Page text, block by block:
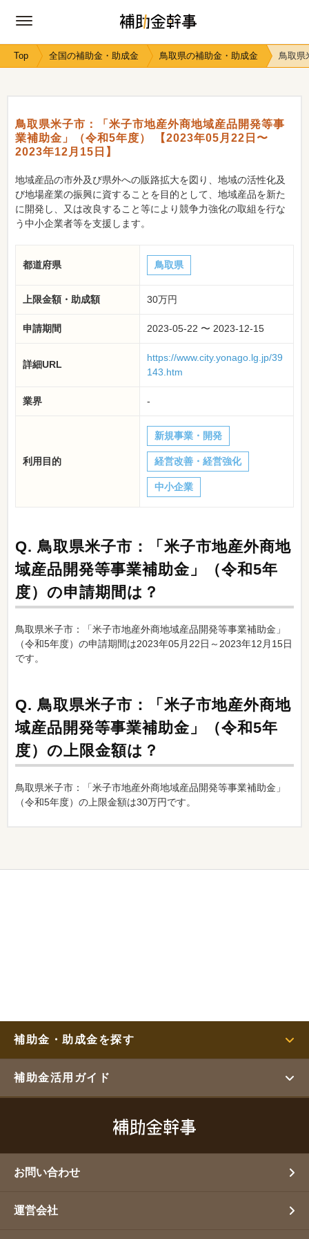
Top 全国の補助金・助成金 鳥取県の補助金・助成金 鳥取県
鳥取県米子市：「米子市地産外商地域産品開発等事
業補助金」（令和5年度） 【2023年05月22日〜
2023年12月15日】
地域産品の市外及び県外への販路拡大を図り、地域の活性化及
び地場産業の振興に資することを目的として、地域産品を新た
に開発し、又は改良すること等により競争力強化の取組を行な
う中小企業者等を支援します。
都道府県 鳥取県
上限金額・助成額 30万円
申請期間 2023-05-22 〜 2023-12-15
詳細URL
https://www.city.yonago.lg.jp/39
143.htm
業界 -
利用目的
新規事業・開発
経営改善・経営強化
中小企業
Q. 鳥取県米子市：「米子市地産外商地
域産品開発等事業補助金」（令和5年
度）の申請期間は？
鳥取県米子市：「米子市地産外商地域産品開発等事業補助金」
（令和5年度）の申請期間は2023年05月22日～2023年12月15日
です。
Q. 鳥取県米子市：「米子市地産外商地
域産品開発等事業補助金」（令和5年
度）の上限金額は？
鳥取県米子市：「米子市地産外商地域産品開発等事業補助金」
（令和5年度）の上限金額は30万円です。
補助金・助成金を探す
補助金活用ガイド
お問い合わせ
運営会社